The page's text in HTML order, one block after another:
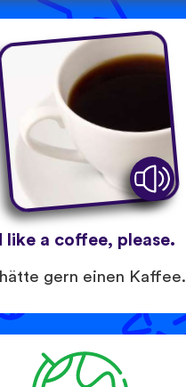
like a coffee, please.
hätte gern einen Kaffee.